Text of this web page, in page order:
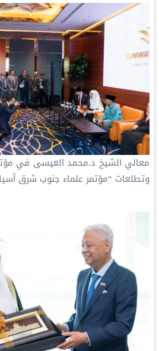
معالي الشيخ د.محمد العيسى‬⁩ في
وتطلعات “مؤتمر علماء جنوب شرق